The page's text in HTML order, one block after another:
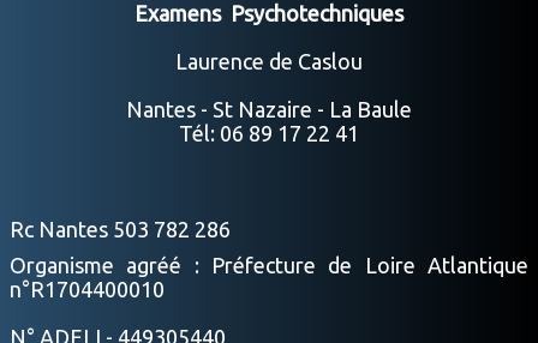
Examens Psychotechniques
Laurence de Caslou
Nantes - St Nazaire - La Baule
Tél: 06 89 17 22 41
Rc Nantes 503 782 286
Organisme agréé : Préfecture de Loire Atlantique
n°R1704400010
N° ADELI - 449305440